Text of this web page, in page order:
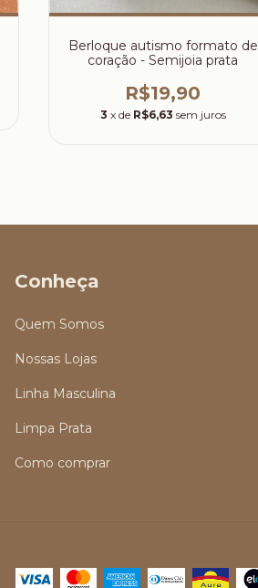
Berloque autismo formato de
coração - Semijoia prata
R$19,90
3 x de R$6,63 sem juros
Conheça
Quem Somos
Nossas Lojas
Linha Masculina
Limpa Prata
Como comprar